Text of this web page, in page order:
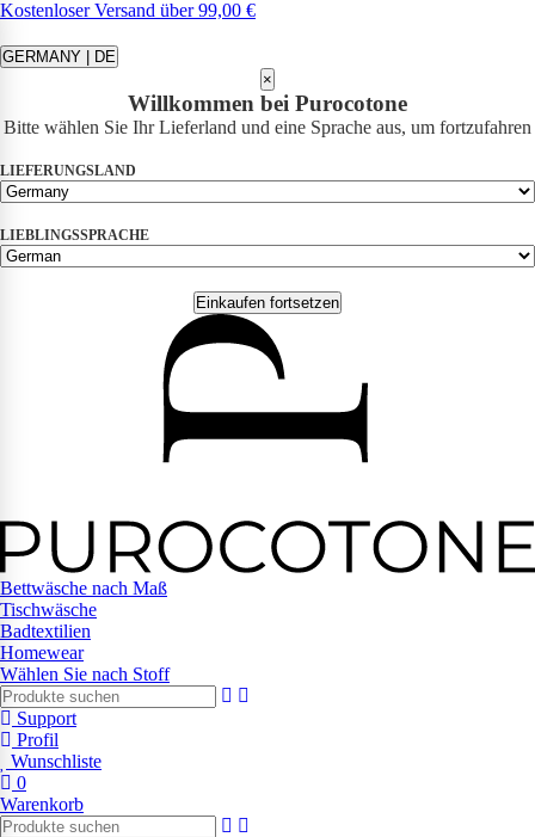
Kostenloser Versand über 99,00 €
GERMANY | DE
×
Willkommen bei Purocotone
Bitte wählen Sie Ihr Lieferland und eine Sprache aus, um fortzufahren
LIEFERUNGSLAND
LIEBLINGSSPRACHE
Einkaufen fortsetzen
Bettwäsche nach Maß
Tischwäsche
Badtextilien
Homewear
Wählen Sie nach Stoff
Support
Profil
Wunschliste
0
Warenkorb